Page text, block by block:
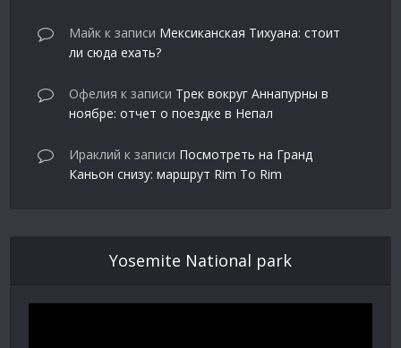
Майк к записи Мексиканская Тихуана: стоит
ли сюда ехать?
Офелия к записи Трек вокруг Аннапурны в
ноябре: отчет о поездке в Непал
Ираклий к записи Посмотреть на Гранд
Каньон снизу: маршрут Rim To Rim
Yosemite National park